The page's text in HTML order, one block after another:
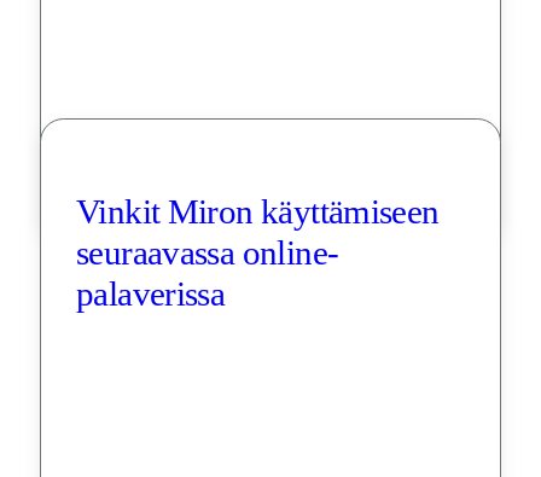
Vinkit Miron käyttämiseen
seuraavassa online-
palaverissa